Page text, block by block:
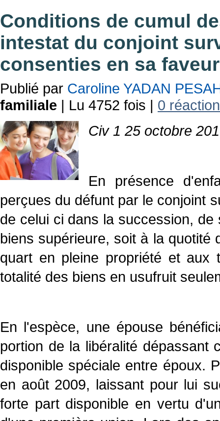
Conditions de cumul
intestat du conjoint
consenties en sa faveur
Publié par Caroline YADAN
familiale | Lu 4752 fois | 0 réaction
Civ 1 25 octobre
En présence
perçues du défunt par le conjoint
de celui ci dans la succession,
biens supérieure, soit à la quotité
quart en pleine propriété et
totalité des biens en usufruit
En l'espèce, une épouse
portion de la libéralité dépassant
disponible spéciale entre époux.
en août 2009, laissant pour lui
forte part disponible en vertu